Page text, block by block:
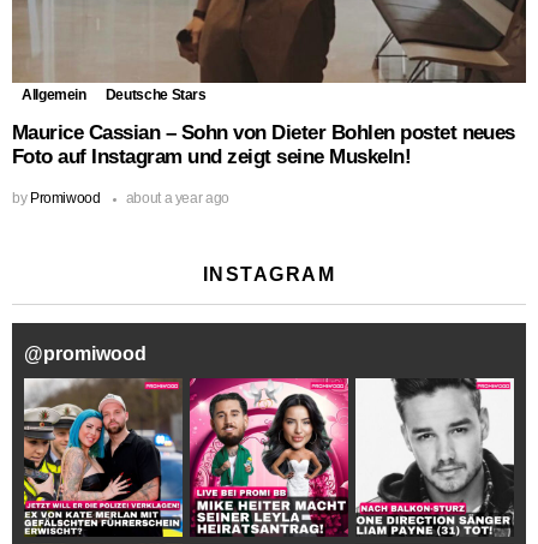
Allgemein Deutsche Stars
Maurice Cassian – Sohn von Dieter Bohlen postet neues
Foto auf Instagram und zeigt seine Muskeln!
by Promiwood about a year ago
INSTAGRAM
@promiwood